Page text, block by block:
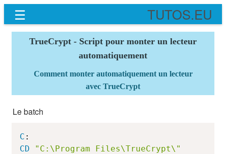
☰ TUTOS.EU
TrueCrypt - Script pour monter un lecteur
automatiquement
Comment monter automatiquement un lecteur
avec TrueCrypt
Le batch
C :
CD
"C:\Program Files\TrueCrypt\"